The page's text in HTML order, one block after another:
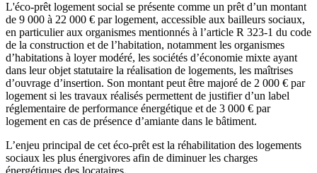
L'éco-prêt logement social se présente comme un prêt d’un montant
de 9 000 à 22 000 € par logement, accessible aux bailleurs sociaux,
en particulier aux organismes mentionnés à l’article R 323-1 du code
de la construction et de l’habitation, notamment les organismes
d’habitations à loyer modéré, les sociétés d’économie mixte ayant
dans leur objet statutaire la réalisation de logements, les maîtrises
d’ouvrage d’insertion. Son montant peut être majoré de 2 000 € par
logement si les travaux réalisés permettent de justifier d’un label
réglementaire de performance énergétique et de 3 000 € par
logement en cas de présence d’amiante dans le bâtiment.
L’enjeu principal de cet éco-prêt est la réhabilitation des logements
sociaux les plus énergivores afin de diminuer les charges